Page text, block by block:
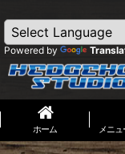
Powered by
ホーム メニ